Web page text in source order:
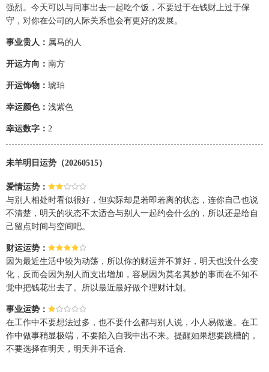
强烈。今天可以与同事出去一起吃个饭，不要过于在钱财上过于保
守，对你在公司的人际关系也会有更好的发展。
事业贵人： 属马的人
开运方向： 南方
开运饰物： 琥珀
幸运颜色： 浅紫色
幸运数字： 2
未羊明日运势（20260515）
爱情运势：
与别人相处时看似很好，但实际却是若即若离的状态，连你自己也说
不清楚，明天的状态不太适合与别人一起约会什么的，所以还是给自
己留点时间与空间吧。
财运运势：
因为最近生活中较为动荡，所以你的财运并不算好，明天也没什么变
化，反而会因为别人而支出增加，容易因为莫名其妙的事而在不知不
觉中把钱花出去了。所以最近最好做个理财计划。
事业运势：
在工作中不要想法过多，也不要什么都与别人说，小人易做遂。在工
作中做事稍显极端，不要陷入自我中出不来。提醒如果想要跳槽的，
不要选择在明天，明天并不适合.